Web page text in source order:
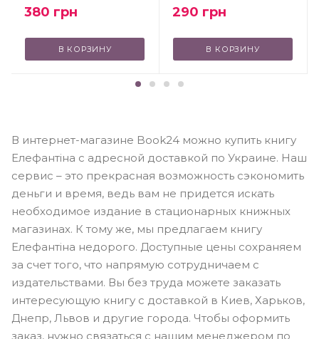
380 грн
В КОРЗИНУ
290 грн
В КОРЗИНУ
В интернет-магазине Book24 можно купить книгу
Елефантіна с адресной доставкой по Украине. Наш
сервис – это прекрасная возможность сэкономить
деньги и время, ведь вам не придется искать
необходимое издание в стационарных книжных
магазинах. К тому же, мы предлагаем книгу
Елефантіна недорого. Доступные цены сохраняем
за счет того, что напрямую сотрудничаем с
издательствами. Вы без труда можете заказать
интересующую книгу с доставкой в Киев, Харьков,
Днепр, Львов и другие города. Чтобы оформить
заказ, нужно связаться с нашим менеджером по